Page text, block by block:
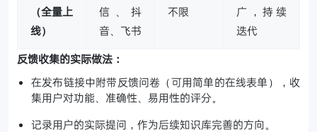
（全量上
线）
信、抖
音、飞书
不限
广，持续
迭代
反馈收集的实际做法：
在发布链接中附带反馈问卷（可用简单的在线表单），收
集用户对功能、准确性、易用性的评分。
记录用户的实际提问，作为后续知识库完善的方向。